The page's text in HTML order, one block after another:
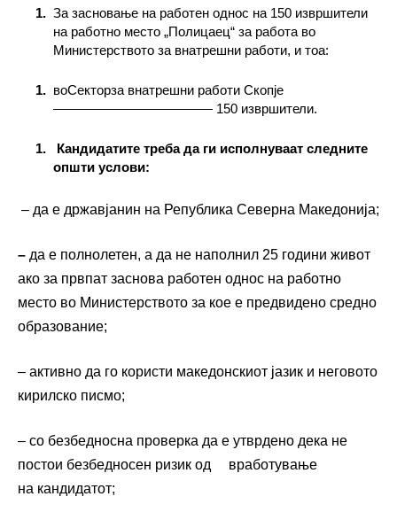
За засновање на работен однос на 150 извршители
на работно место „Полицаец“ за работа во
Министерството за внатрешни работи, и тоа:
воСекторза внатрешни работи Скопје
———————————— 150 извршители.
Кандидатите треба да ги исполнуваат следните
општи услови:
– да е државјанин на Република Северна Македонија;
– да е полнолетен, а да не наполнил 25 години живот
ако за првпат заснова работен однос на работно
место во Министерството за кое е предвидено средно
образование;
– активно да го користи македонскиот јазик и неговото
кирилско писмо;
– со безбедносна проверка да е утврдено дека не
постои безбедносен ризик од вработување
на кандидатот;